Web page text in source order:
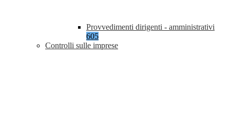
Provvedimenti dirigenti - amministrativi
605
Controlli sulle imprese